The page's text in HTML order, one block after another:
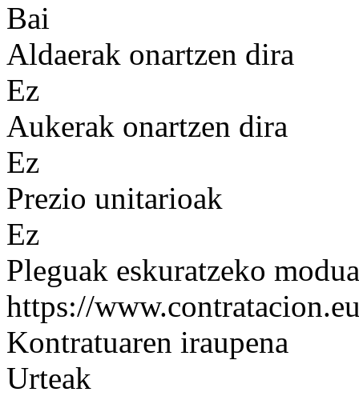
Bai
Aldaerak onartzen dira
Ez
Aukerak onartzen dira
Ez
Prezio unitarioak
Ez
Pleguak eskuratzeko modua
https://
Kontratuaren iraupena
Urteak